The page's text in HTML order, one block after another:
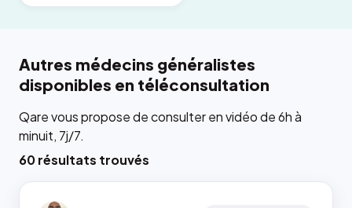
Autres médecins généralistes
disponibles en téléconsultation
Qare vous propose de consulter en vidéo de 6h à
minuit, 7j/7.
60 résultats trouvés